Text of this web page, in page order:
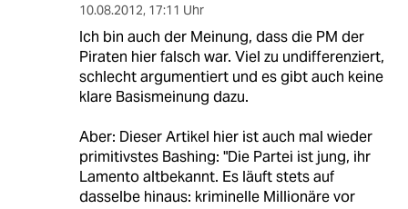
10.08.2012, 17:11 Uhr
Ich bin auch der Meinung, dass die PM der
Piraten hier falsch war. Viel zu undifferenziert,
schlecht argumentiert und es gibt auch keine
klare Basismeinung dazu.
Aber: Dieser Artikel hier ist auch mal wieder
primitivstes Bashing: "Die Partei ist jung, ihr
Lamento altbekannt. Es läuft stets auf
dasselbe hinaus: kriminelle Millionäre vor